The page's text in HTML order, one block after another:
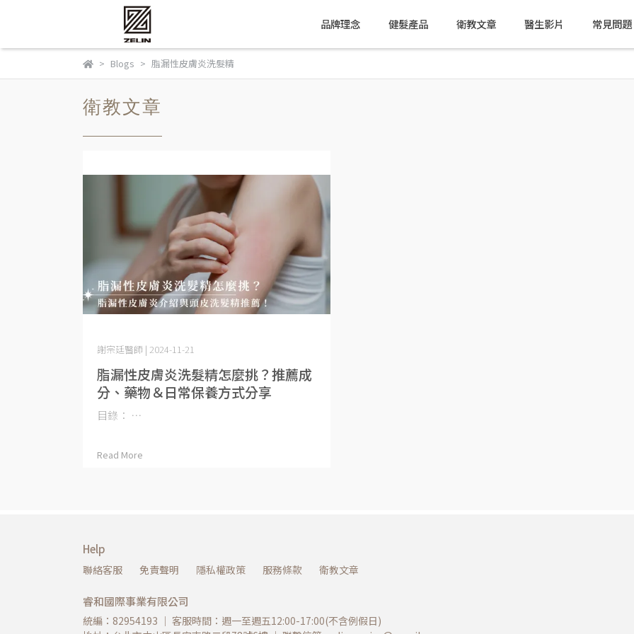
品牌理念 健髮產品 衛教文章 醫生影片 常見問題
Blogs 脂漏性皮膚炎洗髮精
衛教文章
脂漏性皮膚炎洗髮精怎麼挑？推薦成
分、藥物＆日常保養方式分享
謝宗廷醫師 | 2024-11-21
目錄： ⋯
Read More
Help
聯絡客服 免責聲明 隱私權政策 服務條款 衛教文章
睿和國際事業有限公司
統編：82954193 ｜ 客服時間：週一至週五12:00-17:00(不含例假日)